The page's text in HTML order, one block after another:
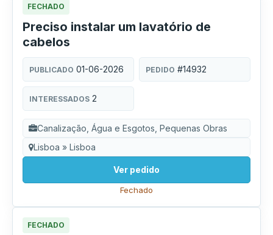
FECHADO
Preciso instalar um lavatório de
cabelos
PUBLICADO 01-06-2026 PEDIDO #14932
INTERESSADOS 2
Canalização, Água e Esgotos, Pequenas Obras
Lisboa » Lisboa
Ver pedido
Fechado
FECHADO